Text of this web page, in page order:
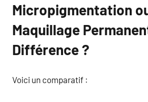
Micropigmentation
Maquillage
Différence ?
Voici un comparatif :